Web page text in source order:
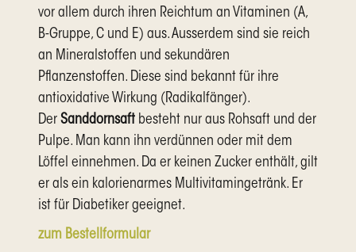
vor allem durch ihren Reichtum an Vitaminen (A,
B-Gruppe, C und E) aus. Ausserdem sind sie reich
an Mineralstoffen und sekundären
Pflanzenstoffen. Diese sind bekannt für ihre
antioxidative Wirkung (Radikalfänger).
Der Sanddornsaft besteht nur aus Rohsaft und der
Pulpe. Man kann ihn verdünnen oder mit dem
Löffel einnehmen. Da er keinen Zucker enthält, gilt
er als ein kalorienarmes Multivitamingetränk. Er
ist für Diabetiker geeignet.
zum Bestellformular